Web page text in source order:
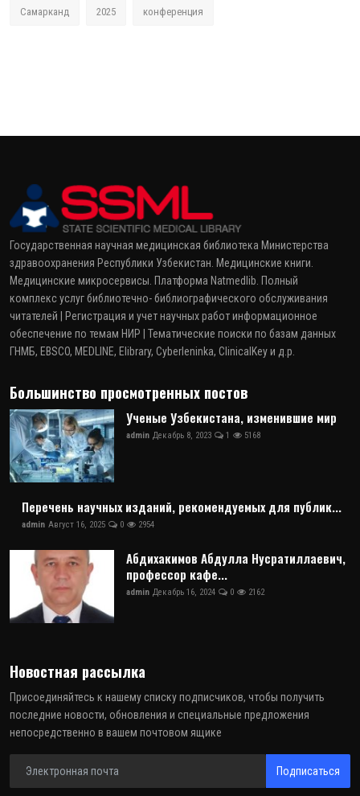
Самарканд 2025 конференция
Государственная научная медицинская библиотека Министерства
здравоохранения Республики Узбекистан. Медицинские книги.
Медицинские микросервисы. Платформа Natmedlib. Полный
комплекс услуг библиотечно- библиографического обслуживания
читателей | Регистрация и учет научных работ информационное
обеспечение по темам НИР | Тематические поиски по базам данных
ГНМБ, EBSCO, MEDLINE, Elibrary, Cyberleninka, ClinicalKey и д.р.
Большинство просмотренных постов
Ученые Узбекистана, изменившие мир
admin Декабрь 8, 2023 1 5168
Перечень научных изданий, рекомендуемых для публик...
admin Август 16, 2025 0 2954
Абдихакимов Абдулла Нусратиллаевич,
профессор кафе...
admin Декабрь 16, 2024 0 2162
Новостная рассылка
Присоединяйтесь к нашему списку подписчиков, чтобы получить
последние новости, обновления и специальные предложения
непосредственно в вашем почтовом ящике
Подписаться